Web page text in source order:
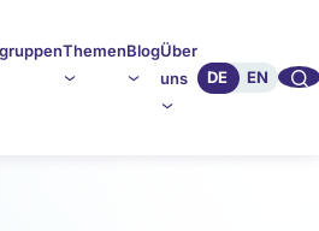
ThemenBlogÜber
uns
DE EN 🔍︎︎